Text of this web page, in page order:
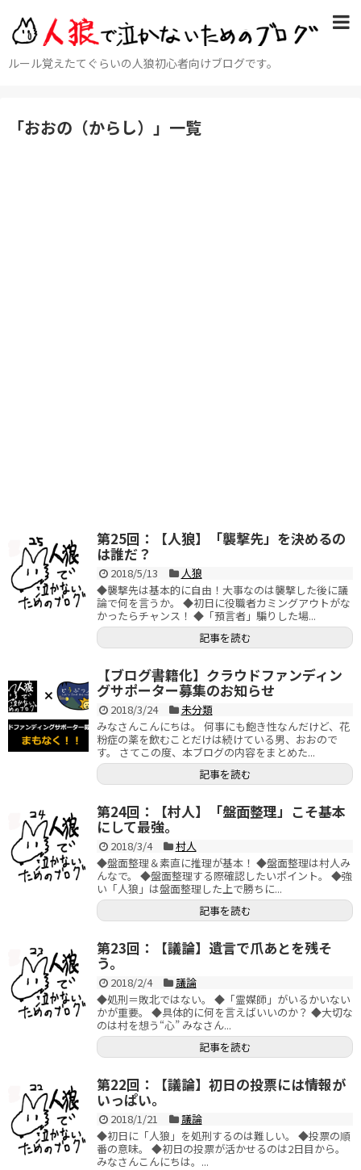
ルール覚えたてぐらいの人狼初心者向けブログです。
「おおの（からし） 」 一覧
第25回：【人狼】「襲撃先」を決めるの
は誰だ？
2018/5/13
人狼
◆襲撃先は基本的に自由！大事なのは襲撃した後に議
論で何を言うか。 ◆初日に役職者カミングアウトがな
かったらチャンス！ ◆「預言者」騙りした場...
記事を読む
【ブログ書籍化】クラウドファンディン
グサポーター募集のお知らせ
2018/3/24
未分類
みなさんこんにちは。 何事にも飽き性なんだけど、花
粉症の薬を飲むことだけは続けている男、おおので
す。 さてこの度、本ブログの内容をまとめた...
記事を読む
第24回：【村人】「盤面整理」こそ基本
にして最強。
2018/3/4
村人
◆盤面整理＆素直に推理が基本！ ◆盤面整理は村人み
んなで。 ◆盤面整理する際確認したいポイント。 ◆強
い「人狼」は盤面整理した上で勝ちに...
記事を読む
第23回：【議論】遺言で爪あとを残そ
う。
2018/2/4
議論
◆処刑＝敗北ではない。 ◆「霊媒師」がいるかいない
かが重要。 ◆具体的に何を言えばいいのか？ ◆大切な
のは村を想う“心” みなさん...
記事を読む
第22回：【議論】初日の投票には情報が
いっぱい。
2018/1/21
議論
◆初日に「人狼」を処刑するのは難しい。 ◆投票の順
番の意味。 ◆初日の投票が活かせるのは2日目から。
みなさんこんにちは。...